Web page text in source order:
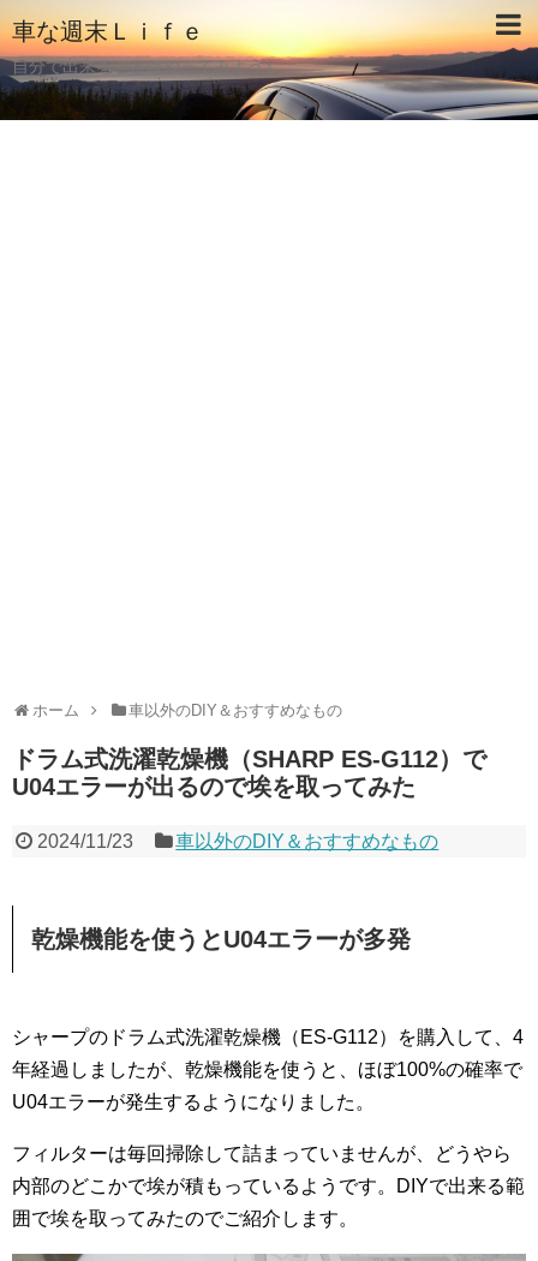
車な週末Ｌｉｆｅ
自分で出来ることはやってみよう♪
ホーム 車以外のDIY＆おすすめなもの
ドラム式洗濯乾燥機（SHARP ES-G112）で
U04エラーが出るので埃を取ってみた
2024/11/23 車以外のDIY＆おすすめなもの
乾燥機能を使うとU04エラーが多発
シャープのドラム式洗濯乾燥機（ES-G112）を購入して、4
年経過しましたが、乾燥機能を使うと、ほぼ100%の確率で
U04エラーが発生するようになりました。
フィルターは毎回掃除して詰まっていませんが、どうやら
内部のどこかで埃が積もっているようです。DIYで出来る範
囲で埃を取ってみたのでご紹介します。